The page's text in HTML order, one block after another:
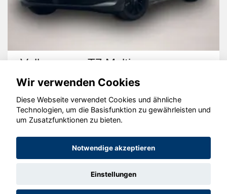
T7 Multivan Opel Corsa
© konjunkturmotor.de GmbH 2020 - 2026
Wir verwenden Cookies
Diese Webseite verwendet Cookies und ähnliche
Technologien, um die Basisfunktion zu gewährleisten und
um Zusatzfunktionen zu bieten.
Notwendige akzeptieren
Einstellungen